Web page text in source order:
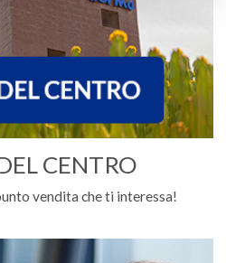
CENTRO
vendita che ti interessa!